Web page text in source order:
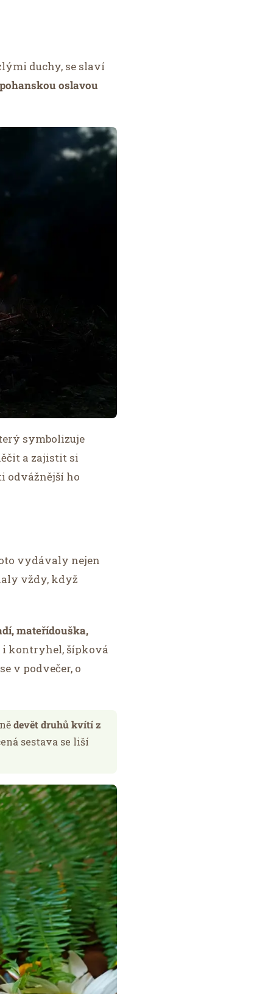
duchy, se slaví
pohanskou oslavou
symbolizuje
a zajistit si
odvážnější ho
vydávaly nejen
vždy, když
mateřídouška,
i kontryhel, šípková
v podvečer, o
devět druhů kvítí z
sestava se liší